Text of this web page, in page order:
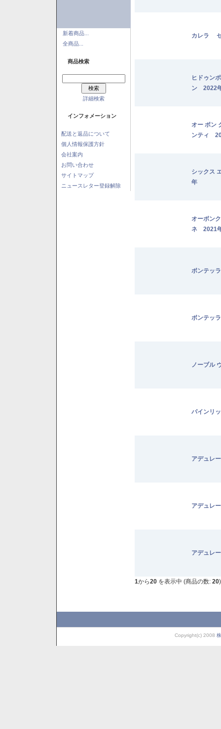
新着商品...
全商品...
商品検索
詳細検索
インフォメーション
配送と返品について
個人情報保護方針
会社案内
お問い合わせ
サイトマップ
ニュースレター登録解除
カレラ
ヒドゥン
ン 2022
オー ボン
ンティ
シックス
年
オーボン
ネ 2021
ボンテッ
ボンテッ
ノーブル
パインリ
アデュレ
アデュレ
アデュレ
1から20 を表示中 (商品の数: 20)
Copyright(c) 2008